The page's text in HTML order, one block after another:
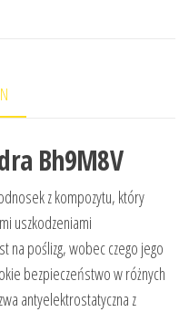
Bh9M8V
z kompozytu, który
uszkodzeniami
na poślizg, wobec czego jego
bezpieczeństwo w różnych
antyelektrostatyczna z